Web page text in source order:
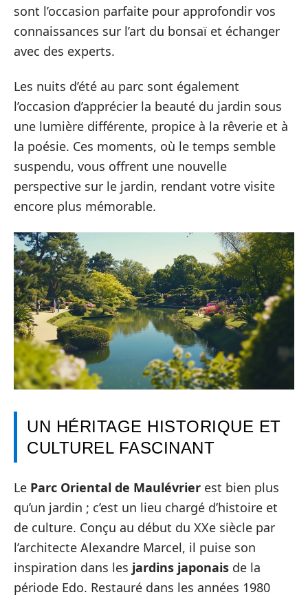
sont l’occasion parfaite pour approfondir vos
connaissances sur l’art du bonsaï et échanger
avec des experts.
Les nuits d’été au parc sont également
l’occasion d’apprécier la beauté du jardin sous
une lumière différente, propice à la rêverie et à
la poésie. Ces moments, où le temps semble
suspendu, vous offrent une nouvelle
perspective sur le jardin, rendant votre visite
encore plus mémorable.
UN HÉRITAGE HISTORIQUE ET
CULTUREL FASCINANT
Le Parc Oriental de Maulévrier est bien plus
qu’un jardin ; c’est un lieu chargé d’histoire et
de culture. Conçu au début du XXe siècle par
l’architecte Alexandre Marcel, il puise son
inspiration dans les jardins japonais de la
période Edo. Restauré dans les années 1980